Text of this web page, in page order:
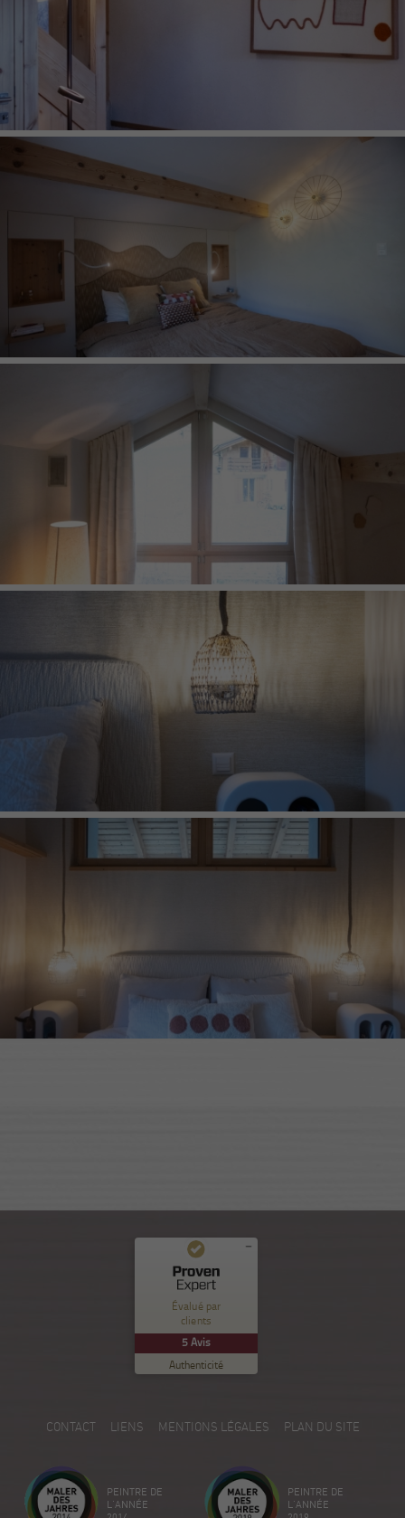
Évalué par
clients
5Avis
Authenticité
Commentaires et expériences des clients pour
Nuance Sion
100
%
Recommandé sur
ProvenExpert.com
EXCELLENT
5.00
/
5
Créez votre propre sceau maintenant
18/12/2025
Voir le profil
CONTACT LIENS MENTIONS LÉGALES PLAN DU SITE
PEINTRE DE
L'ANNÉE
PEINTRE DE
L'ANNÉE